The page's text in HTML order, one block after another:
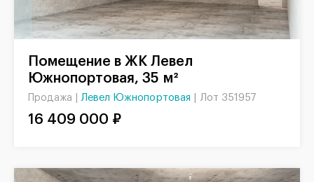
Южнопортовая, 35 м²
Продажа | Левел Южнопортовая Лот 351957
16 409 000 ₽